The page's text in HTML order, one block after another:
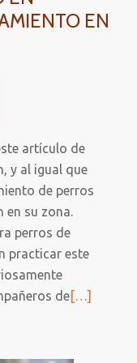
EN
artículo de
y al igual que
de perros
en su zona.
perros de
practicar este
deLeer
Un
[…]